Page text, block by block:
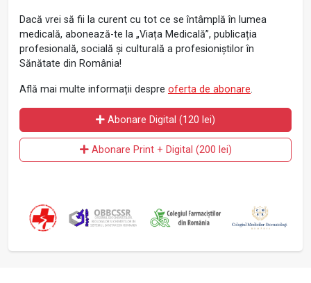
Dacă vrei să fii la curent cu tot ce se întâmplă în lumea
medicală, abonează-te la „Viața Medicală”, publicația
profesională, socială și culturală a profesioniștilor în
Sănătate din România!
Află mai multe informații despre oferta de abonare.
Abonare Digital (120 lei)
Abonare Print + Digital (200 lei)